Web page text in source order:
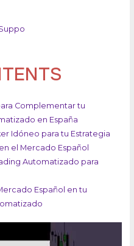
Complementar tu
en España
Idóneo para tu Estrategia
el Mercado Español
Automatizado para
Español en tu